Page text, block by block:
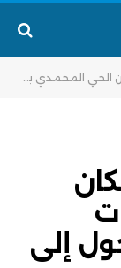
استعراضية كادت تتحول إلى فاجعة
إلى